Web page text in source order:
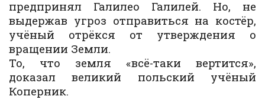
предпринял Галилео Галилей. Но, не
выдержав угроз отправиться на костёр,
учёный отрёкся от утверждения о
вращении Земли.
То, что земля «всё-таки вертится»,
доказал великий польский учёный
Коперник.